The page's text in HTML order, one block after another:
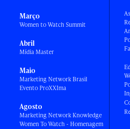
Março
Women to Watch Summit
Abril
Mídia Master
Maio
Marketing Network Brasil
Evento ProXXIma
Agosto
Marketing Network Knowledge
Women To Watch - Homenagem